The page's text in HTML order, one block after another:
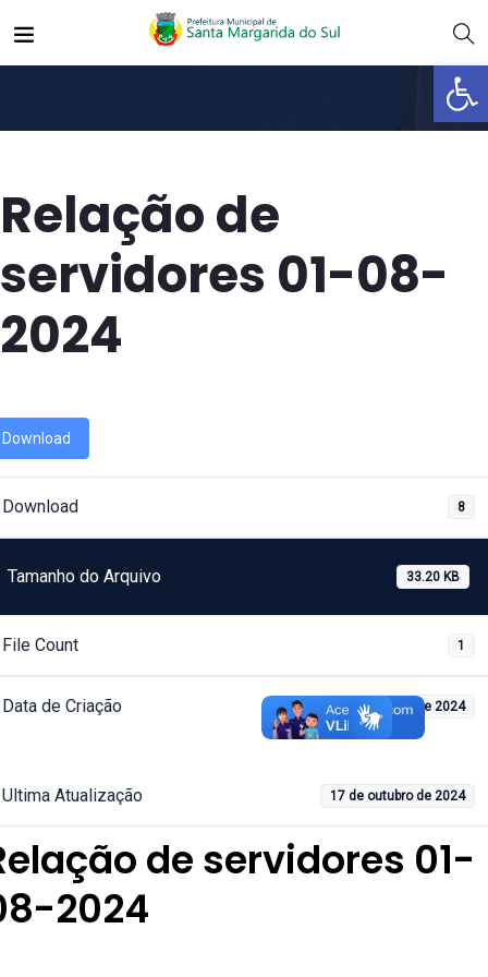
Abrir
Relação de
servidores 01-08-
2024
Download
Download 8
Tamanho do Arquivo 33.20 KB
File Count 1
Data de Criação 17 de outubro de 2024
Ultima Atualização 17 de outubro de 2024
de servidores 01-
2024